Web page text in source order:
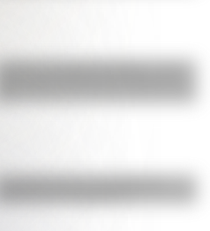
Castillo de Rafael Obligado, una
La historia de los inmigrantes
franceses en Argentina